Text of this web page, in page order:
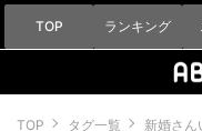
TOP ランキング
TOP タグ一覧 新婚さん